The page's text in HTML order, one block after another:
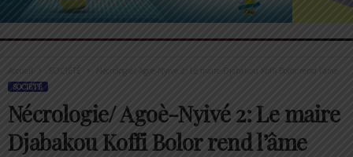
Accueil Nécrologie/ Agoè-Nyivé 2: Le maire Djabakou Koffi Bolor rend l’âme
SOCIÉTÉ
Nécrologie/ Agoè-Nyivé 2: Le maire
Djabakou Koffi Bolor rend l’âme